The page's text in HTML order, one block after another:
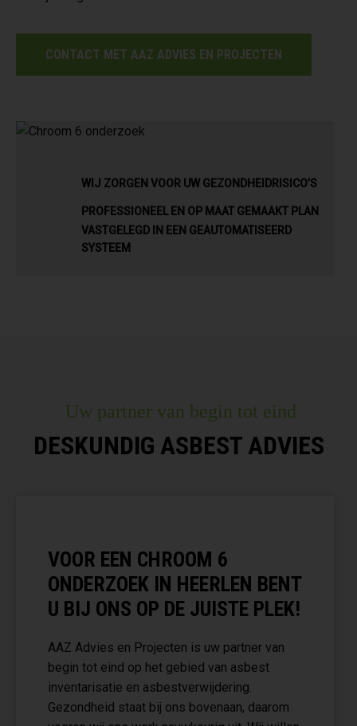
CONTACT MET AAZ ADVIES EN PROJECTEN
WIJ ZORGEN VOOR UW GEZONDHEIDRISICO’S
PROFESSIONEEL EN OP MAAT GEMAAKT PLAN
VASTGELEGD IN EEN GEAUTOMATISEERD
SYSTEEM
Uw partner van begin tot eind
DESKUNDIG ASBEST ADVIES
VOOR EEN CHROOM 6
ONDERZOEK IN HEERLEN BENT
U BIJ ONS OP DE JUISTE PLEK!
AAZ Advies en Projecten is uw partner van
begin tot eind op het gebied van asbest
inventarisatie en asbestverwijdering.
Gezondheid staat bij ons bovenaan, daarom